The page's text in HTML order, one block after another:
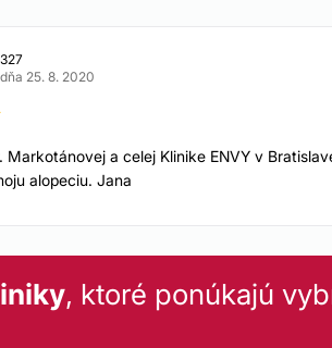
25. 8. 2020
Markotánovej a celej Klinike ENVY v
alopeciu. Jana
, ktoré ponúkajú